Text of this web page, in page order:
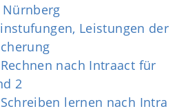
Leistungen der
nach Intraact für
2
lernen nach Intra